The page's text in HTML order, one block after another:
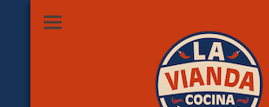
La
Camelinas sobre Ezequiel Calderón
Servicio para comer aquí, llevar